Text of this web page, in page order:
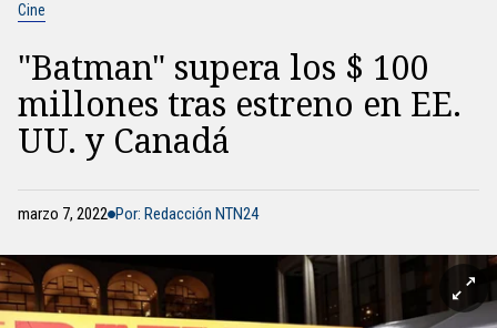
Cine
"Batman" supera los $ 100
millones tras estreno en EE.
UU. y Canadá
marzo 7, 2022 Por: Redacción NTN24